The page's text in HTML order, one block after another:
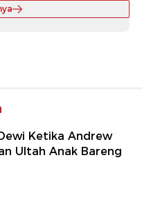
Ketika Andrew
Ultah Anak Bareng